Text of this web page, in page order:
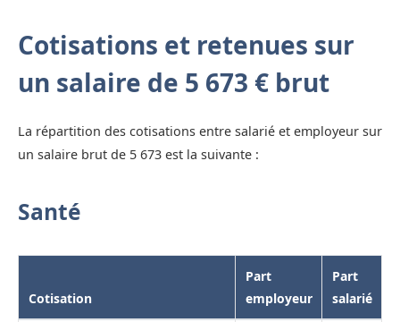
Cotisations et retenues sur
un salaire de 5 673 € brut
La répartition des cotisations entre salarié et employeur sur
un salaire brut de 5 673 est la suivante :
Santé
Cotisation
Part
employeur
Part
salarié